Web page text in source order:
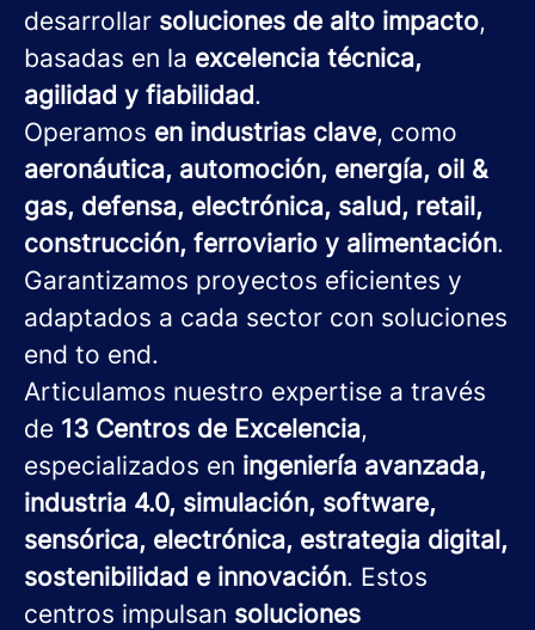
desarrollar soluciones de alto impacto,
basadas en la excelencia técnica,
agilidad y fiabilidad.
Operamos en industrias clave, como
aeronáutica, automoción, energía, oil &
gas, defensa, electrónica, salud, retail,
construcción, ferroviario y alimentación.
Garantizamos proyectos eficientes y
adaptados a cada sector con soluciones
end to end.
Articulamos nuestro expertise a través
de 13 Centros de Excelencia,
especializados en ingeniería avanzada,
industria 4.0, simulación, software,
sensórica, electrónica, estrategia digital,
sostenibilidad e innovación. Estos
centros impulsan soluciones